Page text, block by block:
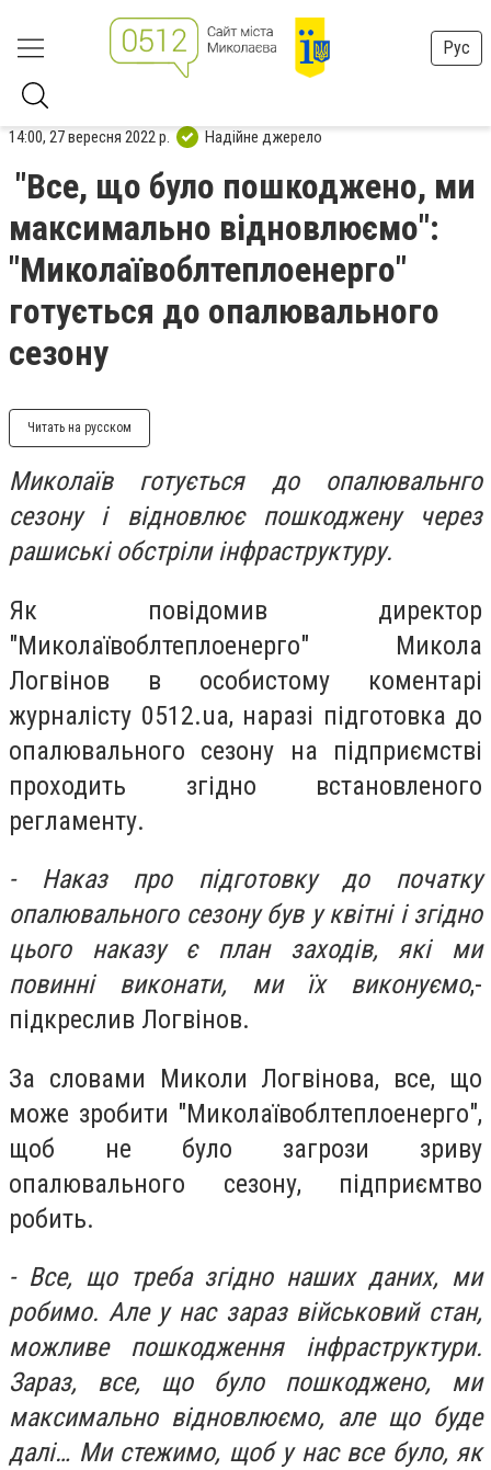
Рус
14:00, 27 вересня 2022 р. Надійне джерело
"Все, що було пошкоджено, ми
максимально відновлюємо":
"Миколаївоблтеплоенерго"
готується до опалювального
сезону
Читать на русском
Миколаїв готується до опалювальнго
сезону і відновлює пошкоджену через
рашиські обстріли інфраструктуру.
Як повідомив директор
"Миколаївоблтеплоенерго" Микола
Логвінов в особистому коментарі
журналісту 0512.ua, наразі підготовка до
опалювального сезону на підприємстві
проходить згідно встановленого
регламенту.
- Наказ про підготовку до початку
опалювального сезону був у квітні і згідно
цього наказу є план заходів, які ми
повинні виконати, ми їх виконуємо,-
підкреслив Логвінов.
За словами Миколи Логвінова, все, що
може зробити "Миколаївоблтеплоенерго",
щоб не було загрози зриву
опалювального сезону, підприємтво
робить.
- Все, що треба згідно наших даних, ми
робимо. Але у нас зараз військовий стан,
можливе пошкодження інфраструктури.
Зараз, все, що було пошкоджено, ми
максимально відновлюємо, але що буде
далі… Ми стежимо, щоб у нас все було, як